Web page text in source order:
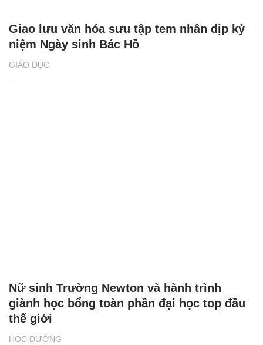
GIÁO DỤC
Giao lưu văn hóa sưu tập tem nhân dịp kỷ
niệm Ngày sinh Bác Hồ
HỌC ĐƯỜNG
Nữ sinh Trường Newton và hành trình
giành học bổng toàn phần đại học top đầu
thế giới